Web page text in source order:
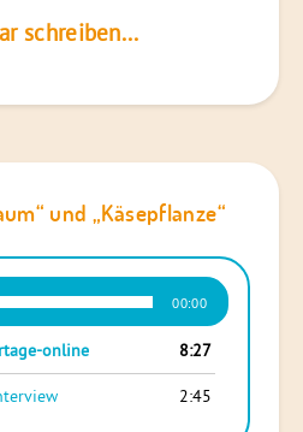
schreiben...
und „Käsepflanze“
00:00
online 8:27
2:45